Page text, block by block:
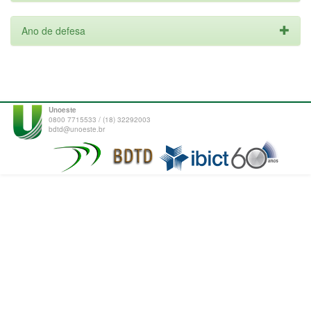
Ano de defesa
Unoeste
0800 7715533 / (18) 32292003
bdtd@unoeste.br